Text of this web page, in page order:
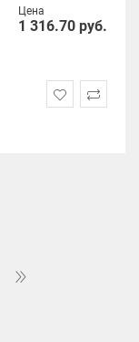
Цена
1 316.70 руб.